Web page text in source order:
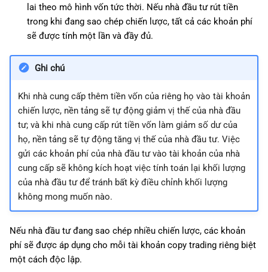
lai theo mô hình vốn tức thời. Nếu nhà đầu tư rút tiền
trong khi đang sao chép chiến lược, tất cả các khoản phí
sẽ được tính một lần và đầy đủ.
Ghi chú
Khi nhà cung cấp thêm tiền vốn của riêng họ vào tài khoản
chiến lược, nền tảng sẽ tự động giảm vị thế của nhà đầu
tư; và khi nhà cung cấp rút tiền vốn làm giảm số dư của
họ, nền tảng sẽ tự động tăng vị thế của nhà đầu tư. Việc
gửi các khoản phí của nhà đầu tư vào tài khoản của nhà
cung cấp sẽ không kích hoạt việc tính toán lại khối lượng
của nhà đầu tư để tránh bất kỳ điều chỉnh khối lượng
không mong muốn nào.
Nếu nhà đầu tư đang sao chép nhiều chiến lược, các khoản
phí sẽ được áp dụng cho mỗi tài khoản copy trading riêng biệt
một cách độc lập.